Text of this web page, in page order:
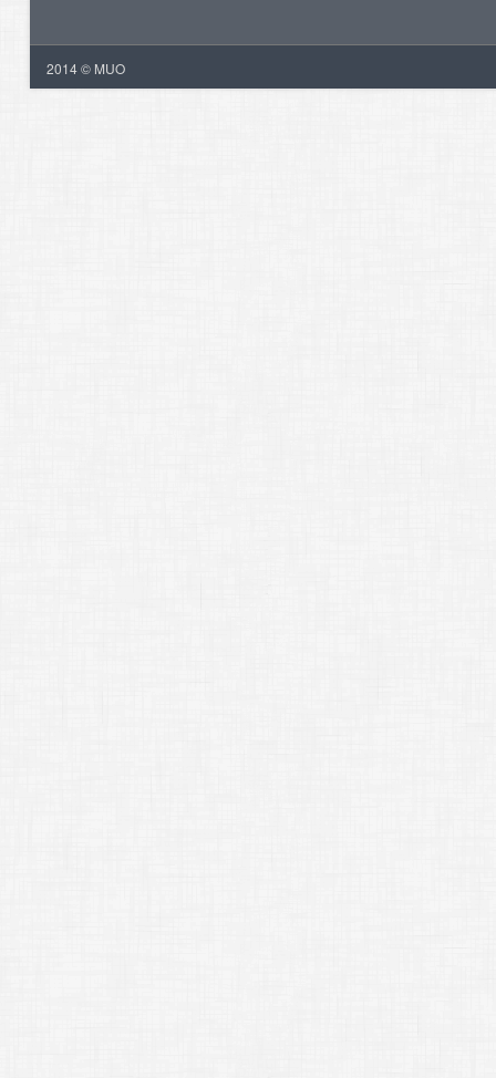
2014 © MUO